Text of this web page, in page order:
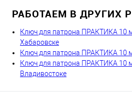
РАБОТАЕМ В ДРУГИХ
Ключ для патрона ПРАКТИКА 10
Хабаровске
Ключ для патрона ПРАКТИКА 10
Ключ для патрона ПРАКТИКА 10
Владивостоке